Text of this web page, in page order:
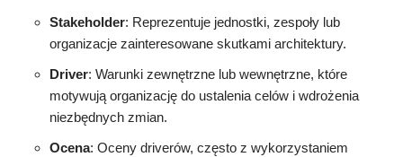
Stakeholder: Reprezentuje jednostki, zespoły lub
organizacje zainteresowane skutkami architektury.
Driver: Warunki zewnętrzne lub wewnętrzne, które
motywują organizację do ustalenia celów i wdrożenia
niezbędnych zmian.
Ocena: Oceny driverów, często z wykorzystaniem